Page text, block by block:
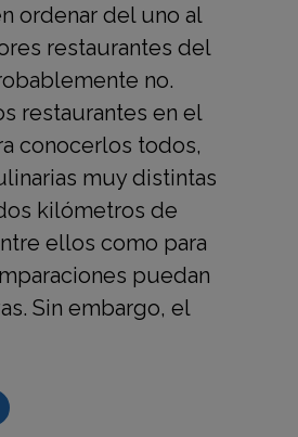
ordenar del uno al
restaurantes del
no.
restaurantes en el
conocerlos todos,
muy distintas
kilómetros de
ellos como para
puedan
Sin embargo, el